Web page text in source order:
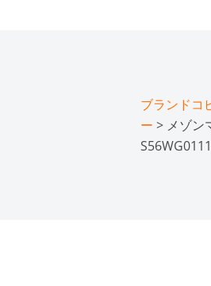
ブランドコ
ー > メゾン